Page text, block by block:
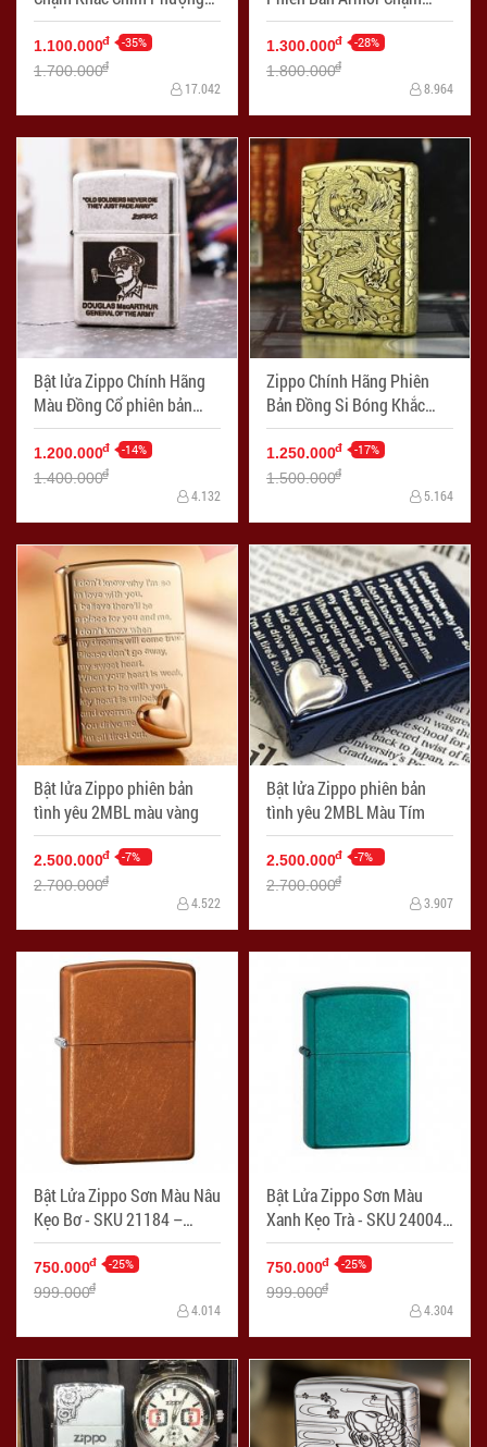
Hoàng
1.100.000đ -35%
1.700.000đ
17.042
Khắc Chim Phượng Hoàng
1.300.000đ -28%
1.800.000đ
8.964
Bật lửa Zippo Chính Hãng
Màu Đồng Cổ phiên bản
MacArthur
1.200.000đ -14%
1.400.000đ
4.132
Zippo Chính Hãng Phiên
Bản Đồng Si Bóng Khắc
Rồng Bay Trên Mây
1.250.000đ -17%
1.500.000đ
5.164
Bật lửa Zippo phiên bản
tình yêu 2MBL màu vàng
2.500.000đ -7%
2.700.000đ
4.522
Bật lửa Zippo phiên bản
tình yêu 2MBL Màu Tím
2.500.000đ -7%
2.700.000đ
3.907
Bật Lửa Zippo Sơn Màu Nâu
Kẹo Bơ - SKU 21184 –
Zippo Toffee
750.000đ -25%
999.000đ
4.014
Bật Lửa Zippo Sơn Màu
Xanh Kẹo Trà - SKU 24004
– Zippo Candy Teal
750.000đ -25%
999.000đ
4.304